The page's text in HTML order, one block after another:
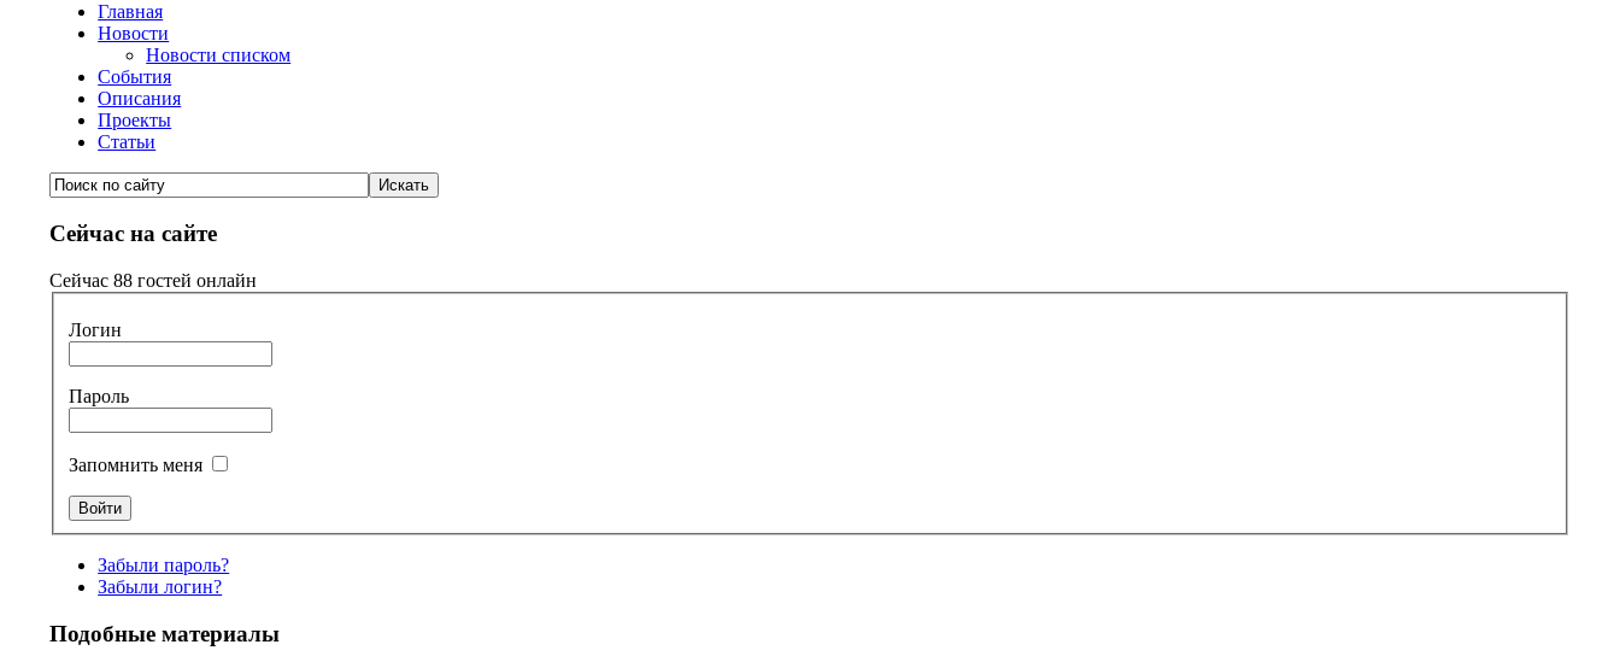
Главная
Новости
Новости списком
События
Описания
Проекты
Статьи
Сейчас на сайте
Сейчас 88 гостей онлайн
Логин
Пароль
Запомнить меня
Забыли пароль?
Забыли логин?
Подобные материалы